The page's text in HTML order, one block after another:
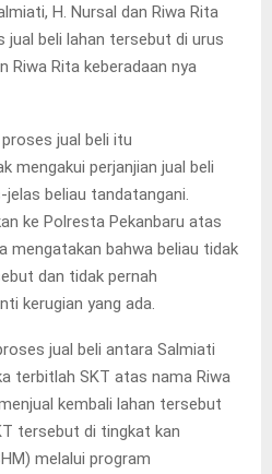
H. Nursal dan Riwa Rita
jual beli lahan tersebut di urus
Riwa Rita keberadaan nya
jual beli itu
mengakui perjanjian jual beli
beliau tandatangani.
ke Polresta Pekanbaru atas
mengatakan bahwa beliau tidak
dan tidak pernah
kerugian yang ada.
jual beli antara Salmiati
terbitlah SKT atas nama Riwa
kembali lahan tersebut
tersebut di tingkat kan
melalui program